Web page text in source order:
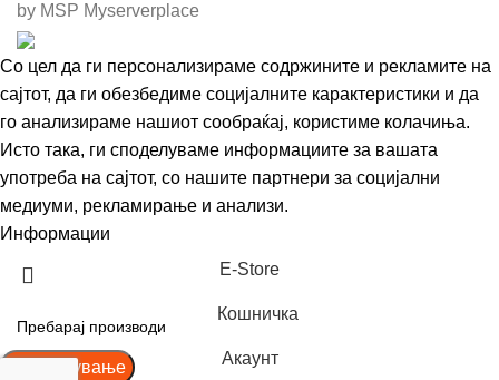
by MSP Myserverplace
Со цел да ги персонализираме содржините и рекламите на
сајтот, да ги обезбедиме социјалните карактеристики и да
го анализираме нашиот сообраќај, користиме колачиња.
Исто така, ги споделуваме информациите за вашата
употреба на сајтот, со нашите партнери за социјални
медиуми, рекламирање и анализи.
Информации
Пребарување
Е-Store
Кошничка
Акаунт